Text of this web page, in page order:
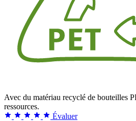
Avec du matériau recyclé de bouteilles
ressources.
Évaluer